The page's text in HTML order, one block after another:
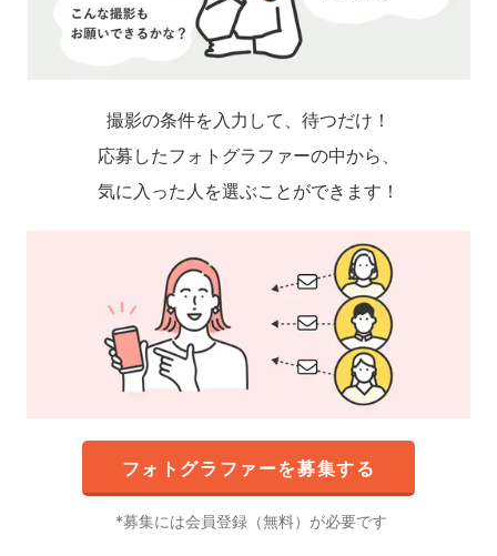
撮影の条件を入力して、待つだけ！
応募したフォトグラファーの中から、
気に入った人を選ぶことができます！
フォトグラファーを募集する
募集には会員登録（無料）が必要です